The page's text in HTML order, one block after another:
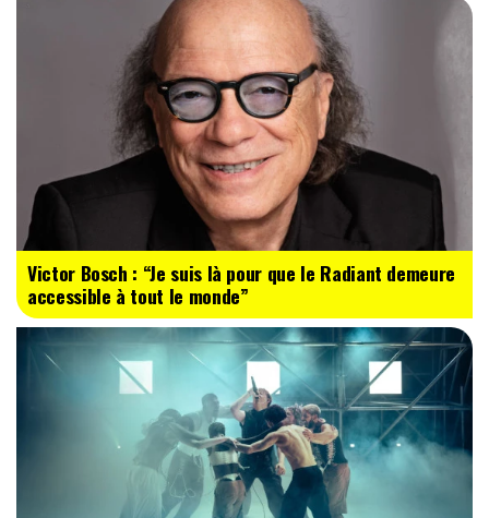
Victor Bosch : “Je suis là pour que le Radiant demeure
accessible à tout le monde”